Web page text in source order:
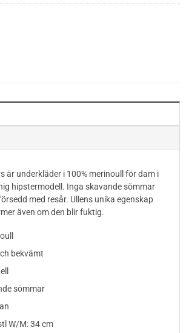
är underkläder i 100% merinoull för dam i
hipstermodell. Inga skavande sömmar
med resår. Ullens unika egenskap
även om den blir fuktig.
bekvämt
sömmar
W/M: 34 cm